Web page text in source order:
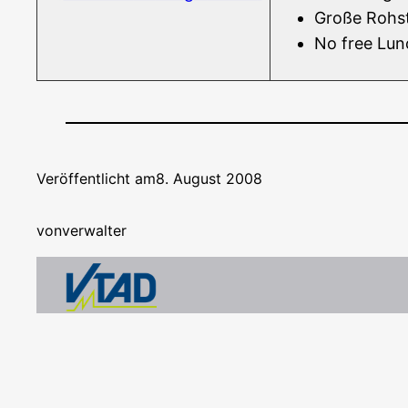
Gro­ße
No free
Veröffentlicht am8. August 2008
vonverwalter